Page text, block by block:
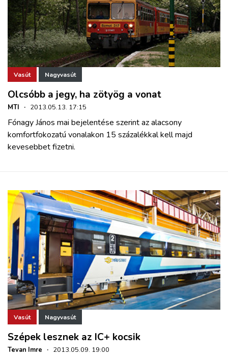
Vasút Nagyvasút
Olcsóbb a jegy, ha zötyög a vonat
MTI · 2013.05.13. 17:15
Fónagy János mai bejelentése szerint az alacsony
komfortfokozatú vonalakon 15 százalékkal kell majd
kevesebbet fizetni.
Vasút Nagyvasút
Szépek lesznek az IC+ kocsik
Tevan Imre · 2013.05.09. 19:00